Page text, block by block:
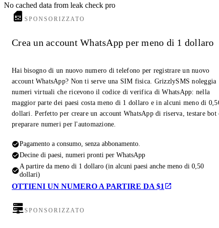
No cached data from leak check pro
SPONSORIZZATO
Crea un account WhatsApp per meno di 1 dollaro
Hai bisogno di un nuovo numero di telefono per registrare un nuovo
account WhatsApp? Non ti serve una SIM fisica. GrizzlySMS noleggia
numeri virtuali che ricevono il codice di verifica di WhatsApp: nella
maggior parte dei paesi costa meno di 1 dollaro e in alcuni meno di
dollari. Perfetto per creare un account WhatsApp di riserva, testare bot
preparare numeri per l'automazione.
Pagamento a consumo, senza abbonamento.
Decine di paesi, numeri pronti per WhatsApp
A partire da meno di 1 dollaro (in alcuni paesi anche meno di 0,50
dollari)
OTTIENI UN NUMERO A PARTIRE DA $1
SPONSORIZZATO